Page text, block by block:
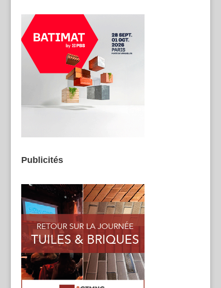
Publicités